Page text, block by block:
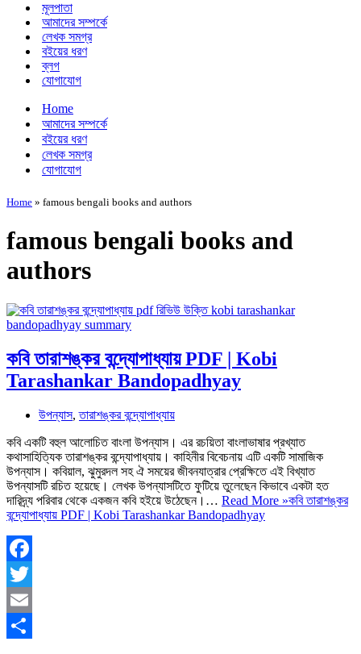
মূলপাতা
আমাদের সম্পর্কে
লেখক সমগ্র
বইয়ের ধরণ
ব্লগ
যোগাযোগ
Home
আমাদের সম্পর্কে
বইয়ের ধরণ
লেখক সমগ্র
যোগাযোগ
Home » famous bengali books and authors
famous bengali books and
authors
কবি তারাশঙ্কর বন্দ্যোপাধ্যায় PDF | Kobi
Tarashankar Bandopadhyay
উপন্যাস,তারাশঙ্কর বন্দ্যোপাধ্যায়
কবি একটি বহুল আলোচিত বাংলা উপন্যাস। এর রচয়িতা বাংলাভাষার প্রখ্যাত
কথাসাহিত্যিক তারাশঙ্কর বন্দ্যোপাধ্যায়। কাহিনীর বিবেচনায় এটি একটি সামাজিক
উপন্যাস। কবিয়াল, ঝুমুরদল সহ ঐ সময়ের জীবনযাত্রার প্রেক্ষিতে এই বিখ্যাত
উপন্যাসটি রচিত হয়েছে। লেখক উপন্যাসটিতে ফুটিয়ে তুলেছেন কিভাবে একটা হত
দারিদ্র্য পরিবার থেকে একজন কবি হইয়ে উঠেছেন।… Read More »কবি তারাশঙ্কর
বন্দ্যোপাধ্যায় PDF | Kobi Tarashankar Bandopadhyay
Facebook
Twitter
Email